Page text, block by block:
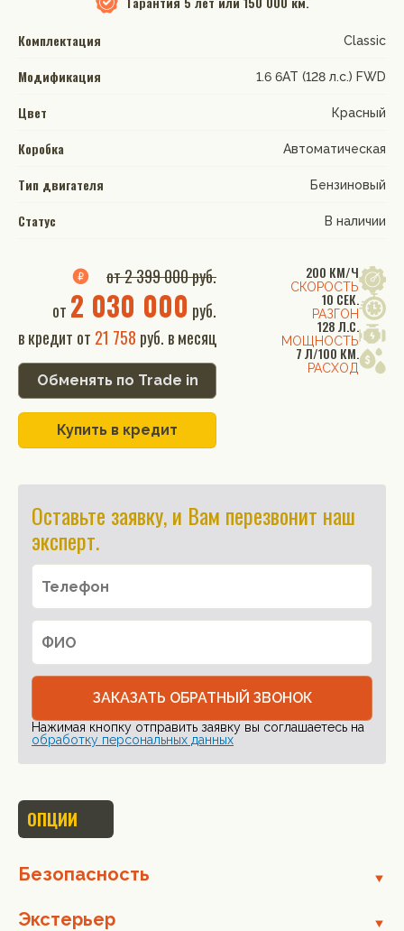
Комплектация
Classic
Модификация 1.6 6AT (128 л.с.) FWD
Цвет Красный
Коробка Автоматическая
Тип двигателя Бензиновый
Статус В наличии
200 КМ/Ч
СКОРОСТЬ
10 СЕК.
РАЗГОН
128 Л.С.
МОЩНОСТЬ
7 Л/100 КМ.
РАСХОД
от 2 399 000 руб.
от 2 030 000 руб.
в кредит от 21 758 руб. в месяц
Обменять по Trade in
Купить в кредит
Оставьте заявку, и Вам перезвонит наш
эксперт.
ЗАКАЗАТЬ ОБРАТНЫЙ ЗВОНОК
Нажимая кнопку отправить заявку вы соглашаетесь на
обработку персональных данных
ОПЦИИ
Безопасность
Экстерьер